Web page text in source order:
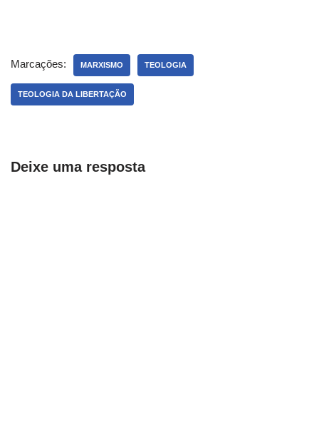
Marcações: MARXISMO TEOLOGIA
TEOLOGIA DA LIBERTAÇÃO
Deixe uma resposta